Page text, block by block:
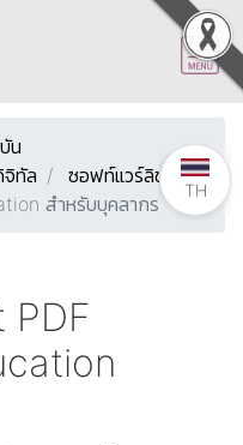
น
จิทัล
ซอฟท์แวร์ลิขสิทธิ์
สำหรับบุคลากร
PDF
TH